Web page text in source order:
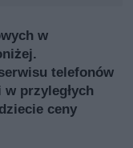
w
telefonów
przyległych
ceny